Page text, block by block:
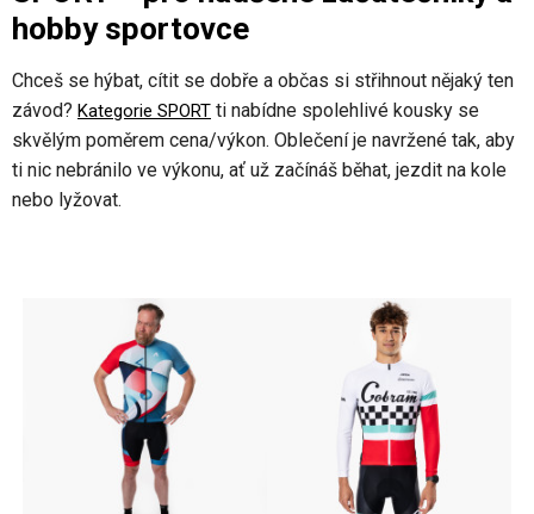
hobby sportovce
Chceš se hýbat, cítit se dobře a občas si střihnout nějaký ten
závod? Kategorie SPORT ti nabídne spolehlivé kousky se
skvělým poměrem cena/výkon. Oblečení je navržené tak, aby
ti nic nebránilo ve výkonu, ať už začínáš běhat, jezdit na kole
nebo lyžovat.